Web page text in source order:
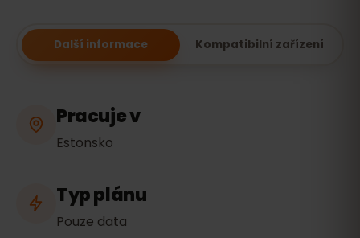
Další informace Kompatibilní zařízení
Pracuje v
Estonsko
Typ plánu
Pouze data